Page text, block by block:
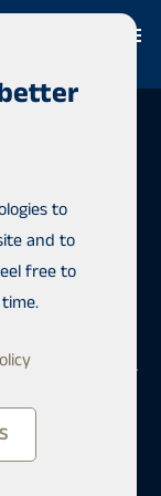
sinulla on LKV-
Meillä
Lisäksi
to
and to
free to